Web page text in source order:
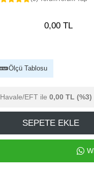
0,00 TL
Ölçü Tablosu
Havale/EFT ile 0,00 TL (%3)
SEPETE EKLE